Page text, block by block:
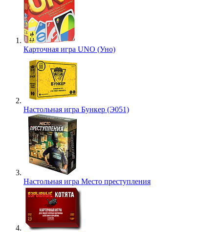
Карточная игра UNO (Уно)
Настольная игра Бункер (Э051)
Настольная игра Место преступления